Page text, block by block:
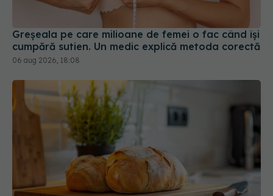
Greșeala pe care milioane de femei o fac când își
cumpără sutien. Un medic explică metoda corectă
06 aug 2026, 18:08